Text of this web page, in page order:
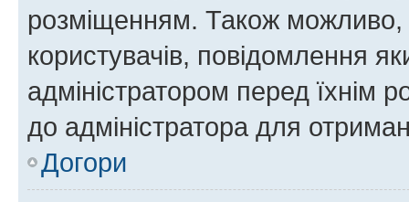
розміщенням. Також можливо,
користувачів, повідомлення
адміністратором перед їхнім
до адміністратора для
Догори